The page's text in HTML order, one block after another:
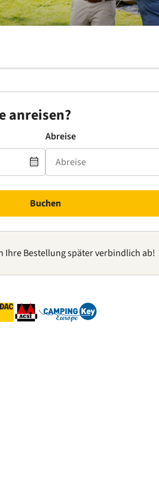
anreisen?
Abreise
Buchen
Ihre Bestellung später verbindlich ab!